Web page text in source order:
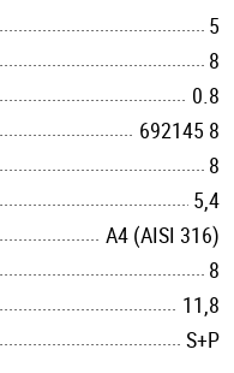
5
8
0.8
692145 8
8
5,4
A4 (AISI 316)
8
11,8
S+P